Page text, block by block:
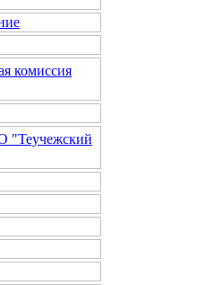
комиссия
"Теучежский